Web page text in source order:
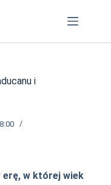
i
erę, w której wiek